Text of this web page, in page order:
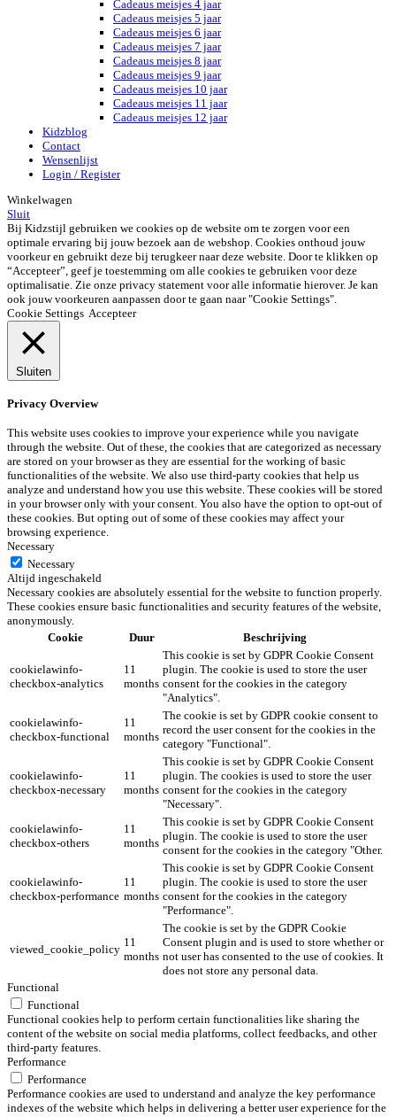
Cadeaus meisjes 4 jaar
Cadeaus meisjes 5 jaar
Cadeaus meisjes 6 jaar
Cadeaus meisjes 7 jaar
Cadeaus meisjes 8 jaar
Cadeaus meisjes 9 jaar
Cadeaus meisjes 10 jaar
Cadeaus meisjes 11 jaar
Cadeaus meisjes 12 jaar
Kidzblog
Contact
Wensenlijst
Login / Register
Winkelwagen
Sluit
Bij Kidzstijl gebruiken we cookies op de website om te zorgen voor een
optimale ervaring bij jouw bezoek aan de webshop. Cookies onthoud jouw
voorkeur en gebruikt deze bij terugkeer naar deze website. Door te klikken op
“Accepteer”, geef je toestemming om alle cookies te gebruiken voor deze
optimalisatie. Zie onze privacy statement voor alle informatie hierover. Je kan
ook jouw voorkeuren aanpassen door te gaan naar "Cookie Settings".
Cookie Settings Accepteer
Sluiten
Privacy Overview
This website uses cookies to improve your experience while you navigate
through the website. Out of these, the cookies that are categorized as necessary
are stored on your browser as they are essential for the working of basic
functionalities of the website. We also use third-party cookies that help us
analyze and understand how you use this website. These cookies will be stored
in your browser only with your consent. You also have the option to opt-out of
these cookies. But opting out of some of these cookies may affect your
browsing experience.
Necessary
Necessary
Altijd ingeschakeld
Necessary cookies are absolutely essential for the website to function properly.
These cookies ensure basic functionalities and security features of the website,
anonymously.
Cookie
Duur Beschrijving
cookielawinfo-
checkbox-analytics
11
months
This cookie is set by GDPR Cookie Consent
plugin. The cookie is used to store the user
consent for the cookies in the category
"Analytics".
cookielawinfo-
checkbox-functional
11
months
The cookie is set by GDPR cookie consent to
record the user consent for the cookies in the
category "Functional".
cookielawinfo-
checkbox-necessary
11
months
This cookie is set by GDPR Cookie Consent
plugin. The cookies is used to store the user
consent for the cookies in the category
"Necessary".
cookielawinfo-
checkbox-others
11
months
This cookie is set by GDPR Cookie Consent
plugin. The cookie is used to store the user
consent for the cookies in the category "Other.
cookielawinfo-
checkbox-performance
11
months
This cookie is set by GDPR Cookie Consent
plugin. The cookie is used to store the user
consent for the cookies in the category
"Performance".
viewed_cookie_policy
11
months
The cookie is set by the GDPR Cookie
Consent plugin and is used to store whether or
not user has consented to the use of cookies. It
does not store any personal data.
Functional
Functional
Functional cookies help to perform certain functionalities like sharing the
content of the website on social media platforms, collect feedbacks, and other
third-party features.
Performance
Performance
Performance cookies are used to understand and analyze the key performance
indexes of the website which helps in delivering a better user experience for the